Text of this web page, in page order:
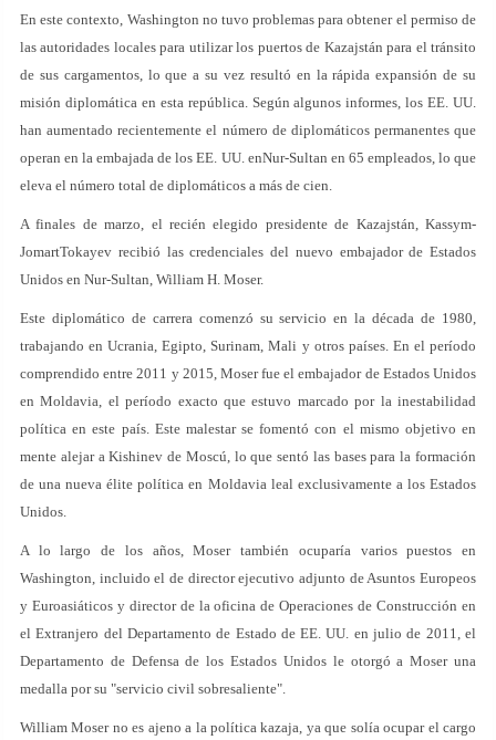
En este contexto, Washington no tuvo problemas para obtener el permiso de
las autoridades locales para utilizar los puertos de Kazajstán para el tránsito
de sus cargamentos, lo que a su vez resultó en la rápida expansión de su
misión diplomática en esta república. Según algunos informes, los EE. UU.
han aumentado recientemente el número de diplomáticos permanentes que
operan en la embajada de los EE. UU. enNur-Sultan en 65 empleados, lo que
eleva el número total de diplomáticos a más de cien.
A finales de marzo, el recién elegido presidente de Kazajstán, Kassym-
JomartTokayev recibió las credenciales del nuevo embajador de Estados
Unidos en Nur-Sultan, William H. Moser.
Este diplomático de carrera comenzó su servicio en la década de 1980,
trabajando en Ucrania, Egipto, Surinam, Mali y otros países. En el período
comprendido entre 2011 y 2015, Moser fue el embajador de Estados Unidos
en Moldavia, el período exacto que estuvo marcado por la inestabilidad
política en este país. Este malestar se fomentó con el mismo objetivo en
mente alejar a Kishinev de Moscú, lo que sentó las bases para la formación
de una nueva élite política en Moldavia leal exclusivamente a los Estados
Unidos.
A lo largo de los años, Moser también ocuparía varios puestos en
Washington, incluido el de director ejecutivo adjunto de Asuntos Europeos
y Euroasiáticos y director de la oficina de Operaciones de Construcción en
el Extranjero del Departamento de Estado de EE. UU. en julio de 2011, el
Departamento de Defensa de los Estados Unidos le otorgó a Moser una
medalla por su "servicio civil sobresaliente".
William Moser no es ajeno a la política kazaja, ya que solía ocupar el cargo